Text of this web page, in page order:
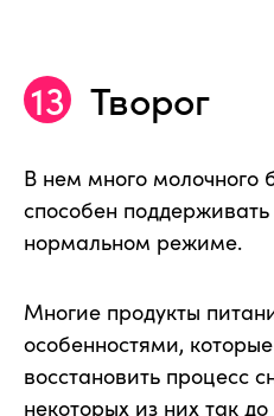
Творог
В нем много молочного
способен
нормальном режиме.
Многие продукты
особенностями,
восстановить процесс
некоторых из них так